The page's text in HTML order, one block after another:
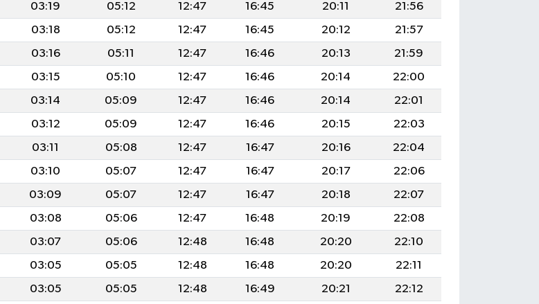
03:19 05:12 12:47 16:45 20:11
21:56
03:18 05:12 12:47 16:45 20:12
21:57
03:16 05:11 12:47 16:46 20:13
21:59
03:15 05:10 12:47 16:46 20:14
22:00
03:14 05:09 12:47 16:46 20:14
22:01
03:12 05:09 12:47 16:46 20:15
22:03
03:11 05:08 12:47 16:47 20:16
22:04
03:10 05:07 12:47 16:47 20:17
22:06
03:09 05:07 12:47 16:47 20:18
22:07
03:08 05:06 12:47 16:48 20:19
22:08
03:07 05:06 12:48 16:48 20:20
22:10
03:05 05:05 12:48 16:48 20:20
22:11
03:05 05:05 12:48 16:49 20:21
22:12